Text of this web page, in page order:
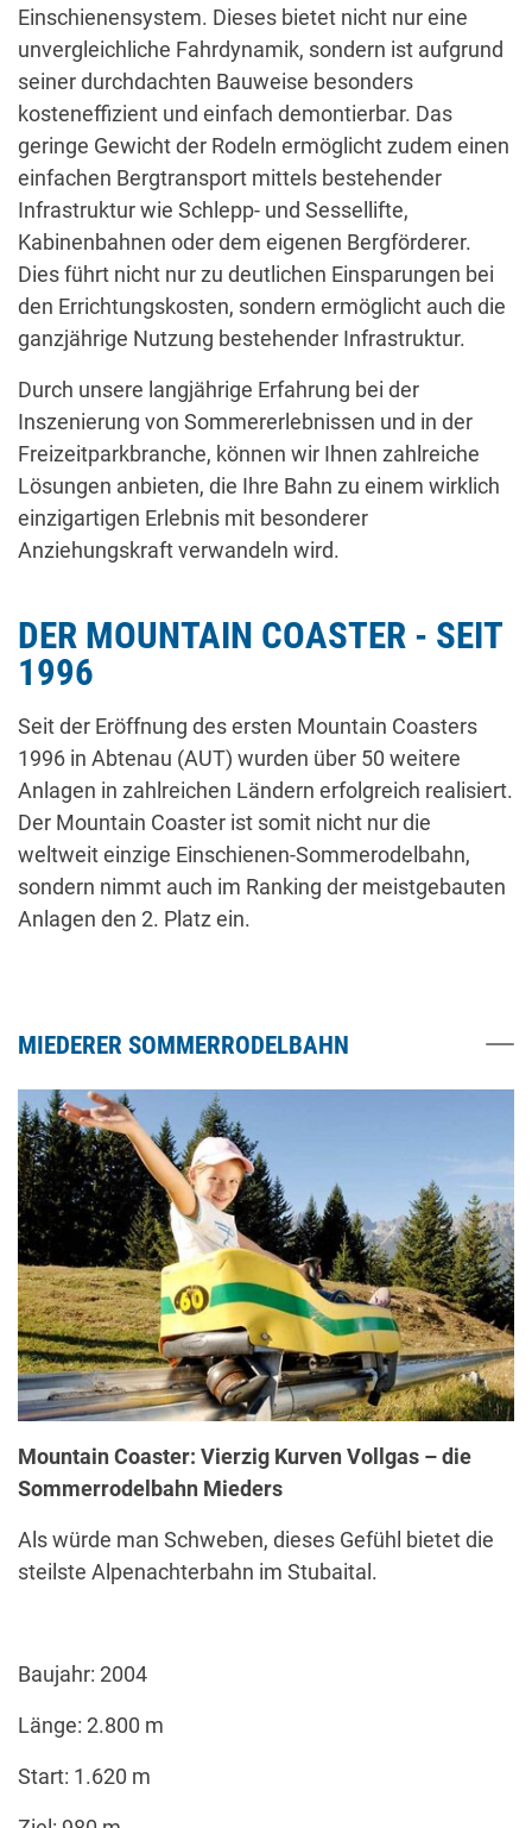
Einschienensystem. Dieses bietet nicht nur eine
unvergleichliche Fahrdynamik, sondern ist aufgrund
seiner durchdachten Bauweise besonders
kosteneffizient und einfach demontierbar. Das
geringe Gewicht der Rodeln ermöglicht zudem einen
einfachen Bergtransport mittels bestehender
Infrastruktur wie Schlepp- und Sessellifte,
Kabinenbahnen oder dem eigenen Bergförderer.
Dies führt nicht nur zu deutlichen Einsparungen bei
den Errichtungskosten, sondern ermöglicht auch die
ganzjährige Nutzung bestehender Infrastruktur.
Durch unsere langjährige Erfahrung bei der
Inszenierung von Sommererlebnissen und in der
Freizeitparkbranche, können wir Ihnen zahlreiche
Lösungen anbieten, die Ihre Bahn zu einem wirklich
einzigartigen Erlebnis mit besonderer
Anziehungskraft verwandeln wird.
DER MOUNTAIN COASTER - SEIT
1996
Seit der Eröffnung des ersten Mountain Coasters
1996 in Abtenau (AUT) wurden über 50 weitere
Anlagen in zahlreichen Ländern erfolgreich realisiert.
Der Mountain Coaster ist somit nicht nur die
weltweit einzige Einschienen-Sommerodelbahn,
sondern nimmt auch im Ranking der meistgebauten
Anlagen den 2. Platz ein.
MIEDERER SOMMERRODELBAHN
Mountain Coaster: Vierzig Kurven Vollgas – die
Sommerrodelbahn Mieders
Als würde man Schweben, dieses Gefühl bietet die
steilste Alpenachterbahn im Stubaital.
Baujahr: 2004
Länge: 2.800 m
Start: 1.620 m